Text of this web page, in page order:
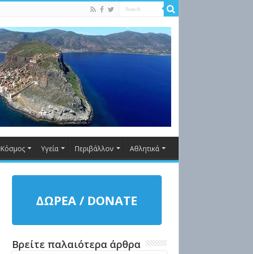
Κόσμος Υγεία Περιβάλλον Αθλητικά
ΔΩΡΕΑ / DONATE
Βρείτε παλαιότερα άρθρα